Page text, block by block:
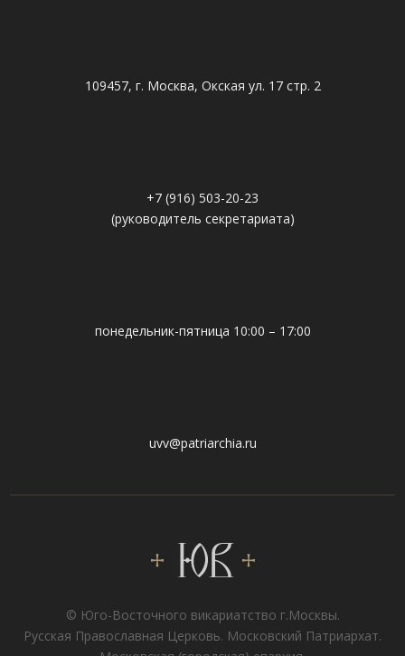
109457, г. Москва, Окская ул. 17 стр. 2
+7 (916) 503-20-23
(руководитель секретариата)
понедельник-пятница 10:00 – 17:00
uvv@patriarchia.ru
© Юго-Восточного викариатствo г.Москвы.
Русская Православная Церковь. Московский Патриархат.